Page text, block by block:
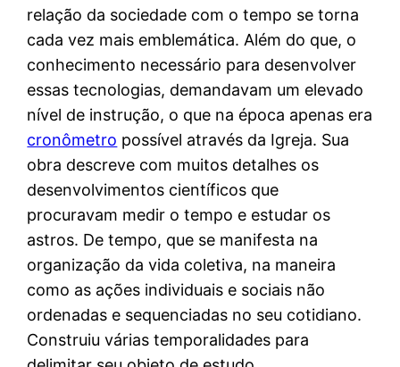
relação da sociedade com o tempo se torna
cada vez mais emblemática. Além do que, o
conhecimento necessário para desenvolver
essas tecnologias, demandavam um elevado
nível de instrução, o que na época apenas era
cronômetro possível através da Igreja. Sua
obra descreve com muitos detalhes os
desenvolvimentos científicos que
procuravam medir o tempo e estudar os
astros. De tempo, que se manifesta na
organização da vida coletiva, na maneira
como as ações individuais e sociais não
ordenadas e sequenciadas no seu cotidiano.
Construiu várias temporalidades para